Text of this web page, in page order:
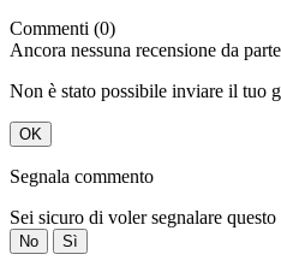
Commenti (0)
Ancora nessuna recensione da
Non è stato possibile inviare il tuo
OK
Segnala commento
Sei sicuro di voler segnalare
No Sì